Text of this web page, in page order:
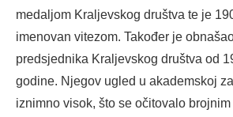
medaljom Kraljevskog društva te je
imenovan vitezom. Također je
predsjednika Kraljevskog društva od
godine. Njegov ugled u akademskoj
iznimno visok, što se očitovalo